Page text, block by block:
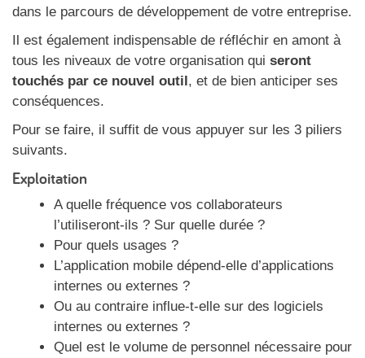
dans le parcours de développement de votre entreprise.
Il est également indispensable de réfléchir en amont à
tous les niveaux de votre organisation qui seront
touchés par ce nouvel outil, et de bien anticiper ses
conséquences.
Pour se faire, il suffit de vous appuyer sur les 3 piliers
suivants.
Exploitation
A quelle fréquence vos collaborateurs
l’utiliseront-ils ? Sur quelle durée ?
Pour quels usages ?
L’application mobile dépend-elle d’applications
internes ou externes ?
Ou au contraire influe-t-elle sur des logiciels
internes ou externes ?
Quel est le volume de personnel nécessaire pour